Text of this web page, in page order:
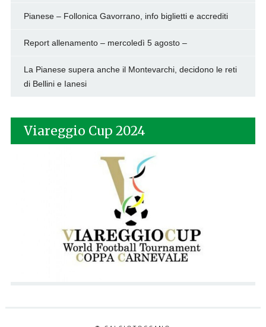
Pianese – Follonica Gavorrano, info biglietti e accrediti
Report allenamento – mercoledì 5 agosto –
La Pianese supera anche il Montevarchi, decidono le reti
di Bellini e Ianesi
Viareggio Cup 2024